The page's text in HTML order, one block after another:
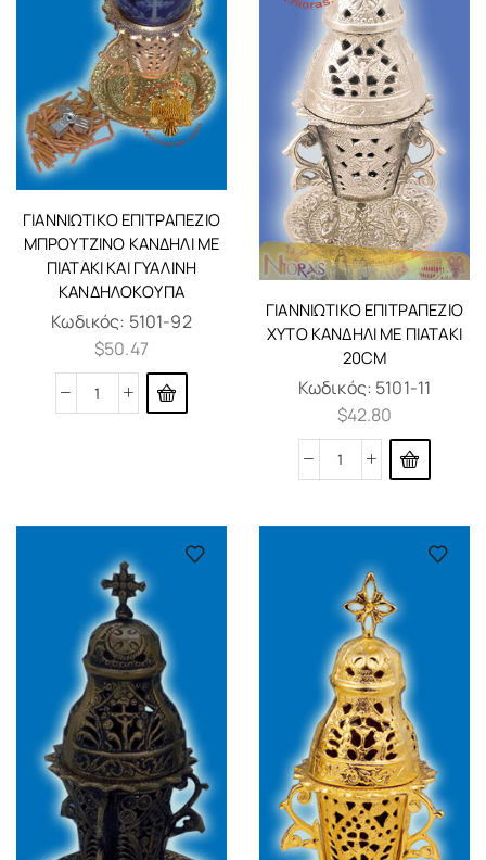
ΓΙΑΝΝΙΏΤΙΚΟ ΕΠΙΤΡΑΠΈΖΙΟ
ΜΠΡΟΎΤΖΙΝΟ ΚΑΝΔΉΛΙ ΜΕ
ΠΙΑΤΆΚΙ ΚΑΙ ΓΥΆΛΙΝΗ
ΚΑΝΔΗΛΌΚΟΥΠΑ
Κωδικός: 5101-92
$50.47
ΓΙΑΝΝΙΏΤΙΚΟ ΕΠΙΤΡΑΠΈΖΙΟ
ΧΥΤΌ ΚΑΝΔΉΛΙ ΜΕ ΠΙΑΤΆΚΙ
20CM
Κωδικός: 5101-11
$42.80